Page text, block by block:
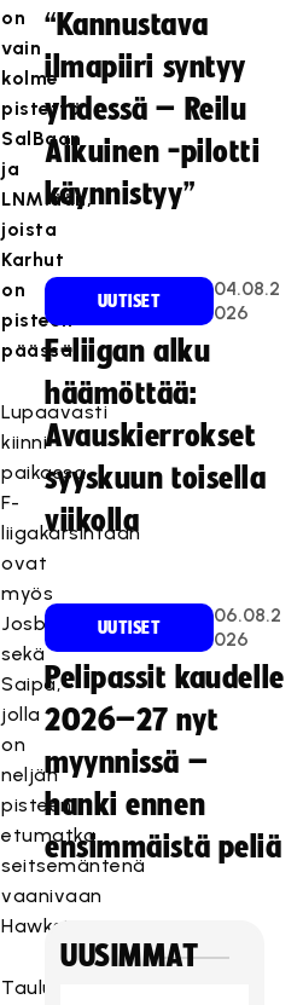
on
vain
kolme
pistettä
SalBaan
ja
LNM:ään,
joista
Karhut
on
pisteen
päässä.
Lupaavasti
kiinni
paikassa
F-
liigakarsintaan
ovat
myös
Josba
sekä
Saipa,
jolla
on
neljän
pisteen
etumatka
seitsemäntenä
vaanivaan
Hawksiin.
Taulukon
“Kannustava
ilmapiiri syntyy
yhdessä – Reilu
Aikuinen -pilotti
käynnistyy”
UUTISET
04.08.2
026
F-liigan alku
häämöttää:
Avauskierrokset
syyskuun toisella
viikolla
UUTISET
06.08.2
026
Pelipassit kaudelle
2026–27 nyt
myynnissä –
hanki ennen
ensimmäistä peliä
UUSIMMAT